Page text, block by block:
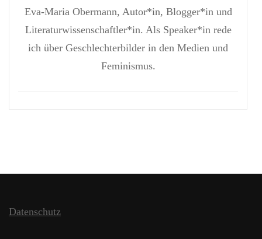
Eva-Maria Obermann, Autor*in, Blogger*in und
Literaturwissenschaftler*in. Als Speaker*in rede
ich über Geschlechterbilder in den Medien und
Feminismus.
Datenschutz